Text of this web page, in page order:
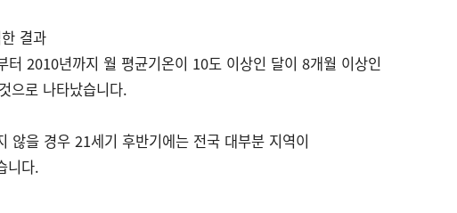
결과
2010년까지 월 평균기온이 10도 이상인 달이 8개월 이상인
으로 나타났습니다.
않을 경우 21세기 후반기에는 전국 대부분 지역이
니다.